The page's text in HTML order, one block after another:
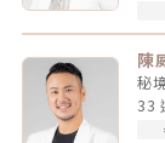
陳
秘
33